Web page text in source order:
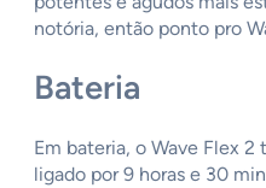
notória, então ponto pro
Bateria
Em bateria, o Wave Flex
ligado por 9 horas e 30